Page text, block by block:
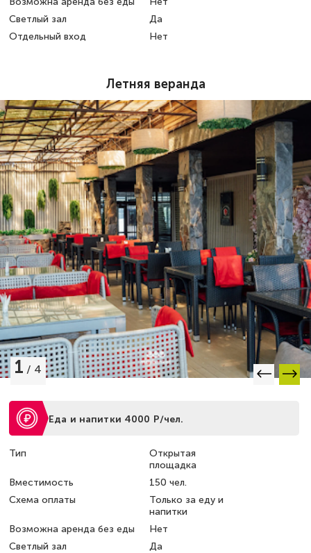
Светлый зал
Да
Отдельный вход
Нет
Летняя веранда
1 / 4
Еда и напитки 4000 Р/чел.
Тип
Открытая
площадка
Вместимость
150 чел.
Схема оплаты
Только за еду и
напитки
Возможна аренда без еды
Нет
Светлый зал
Да